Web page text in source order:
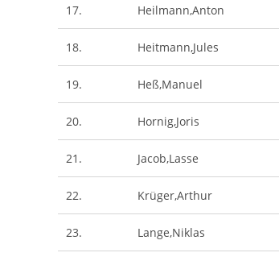
17. Heilmann,Anton
18. Heitmann,Jules
19. Heß,Manuel
20. Hornig,Joris
21. Jacob,Lasse
22. Krüger,Arthur
23. Lange,Niklas